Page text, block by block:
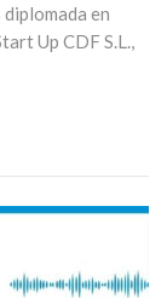
en
Up CDF S.L.,